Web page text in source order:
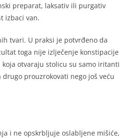
preparat, laksativ ili purgativ
izbaci van.
tvari. U praksi je potvrđeno da
toga nije izlječenje konstipacije
otvaraju stolicu su samo iritanti
prouzrokovati nego još veću
i ne opskrbljuje oslabljene mišiće,